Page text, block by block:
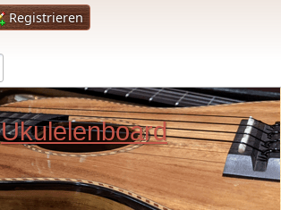
Registrieren
Ukulelenboard